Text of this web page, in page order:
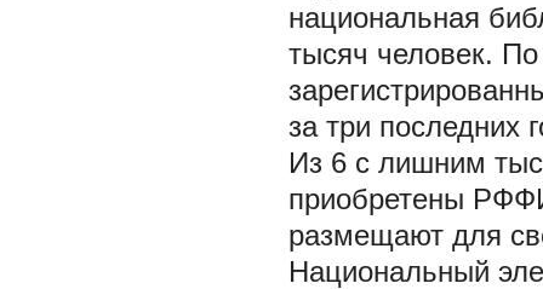
национальная
тысяч человек. По
за три последних
Из 6 с лишним
приобретены
размещают для
Национальный